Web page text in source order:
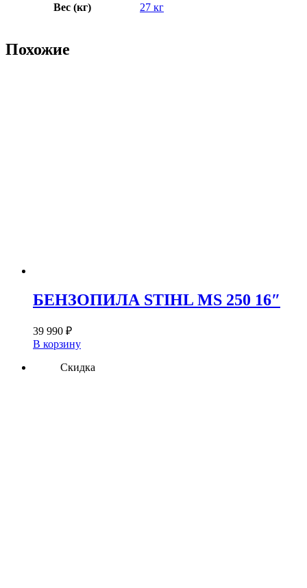
Вес (кг) 27 кг
Похожие
БЕНЗОПИЛА STIHL MS 250 16″
39 990 ₽
В корзину
Скидка